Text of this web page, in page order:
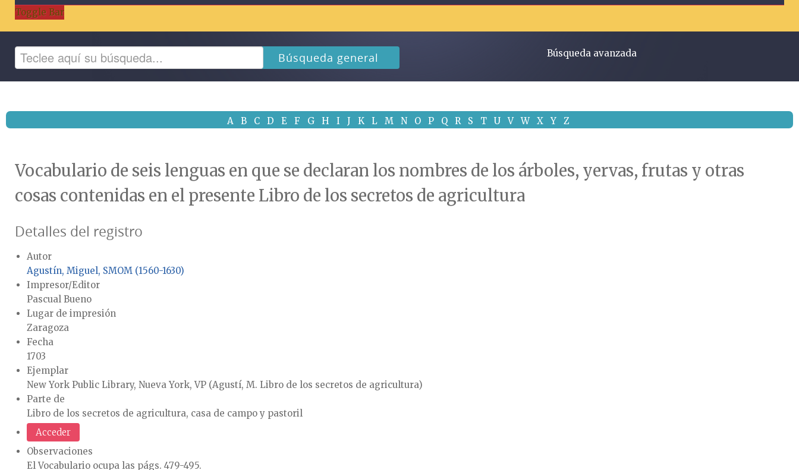
Toggle Bar
Búsqueda general Búsqueda avanzada
A B C D E F G H I J K L M N O P Q R S T U V W X Y Z
Vocabulario de seis lenguas en que se declaran los nombres de los árboles, yervas, frutas y otras
cosas contenidas en el presente Libro de los secretos de agricultura
Detalles del registro
Autor
Agustín, Miguel, SMOM (1560-1630)
Impresor/Editor
Pascual Bueno
Lugar de impresión
Zaragoza
Fecha
1703
Ejemplar
New York Public Library, Nueva York, VP (Agustí, M. Libro de los secretos de agricultura)
Parte de
Libro de los secretos de agricultura, casa de campo y pastoril
Acceder
Observaciones
El Vocabulario ocupa las págs. 479-495.